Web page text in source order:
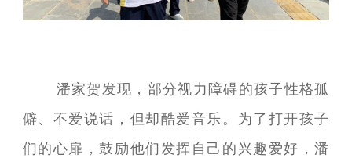
潘家贺发现，部分视力障碍的孩子性格孤
僻、不爱说话，但却酷爱音乐。为了打开孩子
们的心扉，鼓励他们发挥自己的兴趣爱好，潘